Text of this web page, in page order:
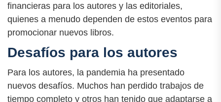
financieras para los autores y las editoriales,
quienes a menudo dependen de estos eventos para
promocionar nuevos libros.
Desafíos para los autores
Para los autores, la pandemia ha presentado
nuevos desafíos. Muchos han perdido trabajos de
tiempo completo y otros han tenido que adaptarse a